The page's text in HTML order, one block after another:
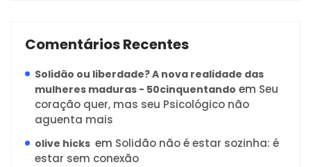
Comentários Recentes
Solidão ou liberdade? A nova realidade das
mulheres maduras - 50cinquentando em Seu
coração quer, mas seu Psicológico não
aguenta mais
olive hicks em Solidão não é estar sozinha: é
estar sem conexão